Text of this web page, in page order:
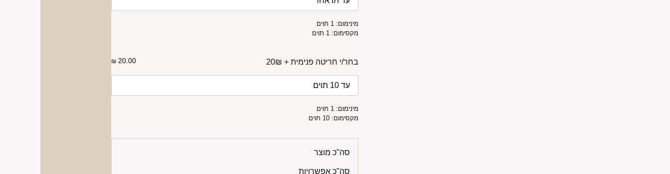
מינימום: 1 תוים
מקסימום: 1 תוים
בחר/י חריטה פנימית + 20₪ 20.00
₪
מינימום: 1 תוים
מקסימום: 10 תוים
סה"כ מוצר
סה"כ אפשרויות